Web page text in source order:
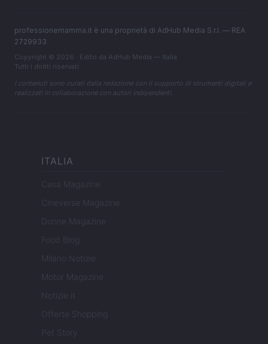
professionemamma.it è una proprietà di AdHub Media S.r.l. — REA
2729933
Copyright © 2026 · Edito da AdHub Media — Italia
Tutti i diritti riservati
I contenuti sono curati dalla redazione con il supporto di strumenti digitali e
realizzati in collaborazione con autori indipendenti.
ITALIA
Casa Magazine
Cineverse Magazine
Donne Magazine
Food Blog
Milano Notizie
Motor Magazine
Notizie.it
Offerte Shopping
Pet Story